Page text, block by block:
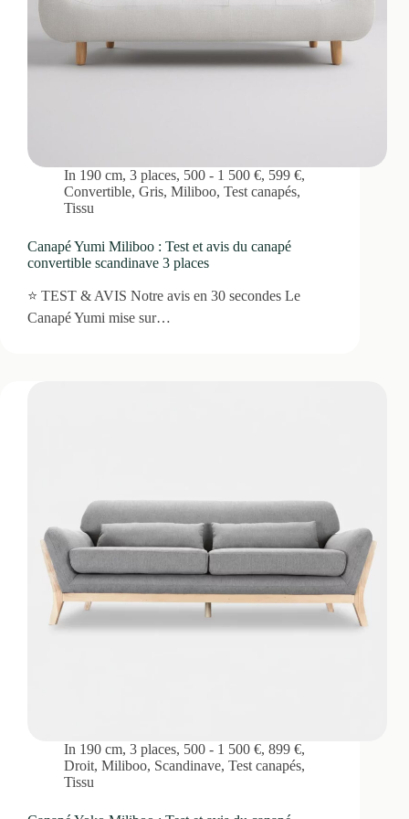
In 190 cm,3 places, 500 - 1 500 €, 599 €,
Convertible, Gris, Miliboo, Test canapés,
Tissu
Canapé Yumi Miliboo : Test et avis du canapé
convertible scandinave 3 places
⭐ TEST & AVIS Notre avis en 30 secondes Le
Canapé Yumi mise sur…
In 190 cm,3 places, 500 - 1 500 €,899 €,
Droit, Miliboo, Scandinave, Test canapés,
Tissu